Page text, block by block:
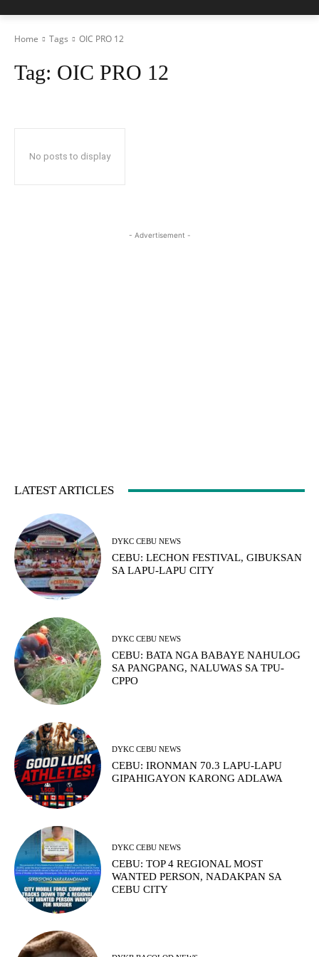
Home Tags OIC PRO 12
Tag: OIC PRO 12
No posts to display
- Advertisement -
LATEST ARTICLES
DYKC CEBU NEWS
CEBU: LECHON FESTIVAL, GIBUKSAN
SA LAPU-LAPU CITY
DYKC CEBU NEWS
CEBU: BATA NGA BABAYE NAHULOG
SA PANGPANG, NALUWAS SA TPU-
CPPO
DYKC CEBU NEWS
CEBU: IRONMAN 70.3 LAPU-LAPU
GIPAHIGAYON KARONG ADLAWA
DYKC CEBU NEWS
CEBU: TOP 4 REGIONAL MOST
WANTED PERSON, NADAKPAN SA
CEBU CITY